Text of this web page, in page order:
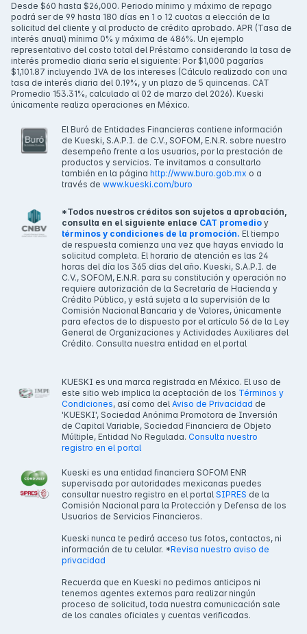
Desde $60 hasta $26,000. Periodo mínimo y máximo de repago
podrá ser de 99 hasta 180 días en 1 o 12 cuotas a elección de la
solicitud del cliente y al producto de crédito aprobado. APR (Tasa de
interés anual) mínima 0% y máxima de 486%. Un ejemplo
representativo del costo total del Préstamo considerando la tasa de
interés promedio diaria sería el siguiente: Por $1,000 pagarías
$1,101.87 incluyendo IVA de los intereses (Cálculo realizado con una
tasa de interés diaria del 0.19%, y un plazo de 5 quincenas. CAT
Promedio 153.31%, calculado al 02 de marzo del 2026). Kueski
únicamente realiza operaciones en México.
El Buró de Entidades Financieras contiene información
de Kueski, S.A.P.I. de C.V., SOFOM, E.N.R. sobre nuestro
desempeño frente a los usuarios, por la prestación de
productos y servicios. Te invitamos a consultarlo
también en la página http://www.buro.gob.mx o a
través de www.kueski.com/buro
*Todos nuestros créditos son sujetos a aprobación,
consulta en el siguiente enlace CAT promedio y
términos y condiciones de la promoción. El tiempo
de respuesta comienza una vez que hayas enviado la
solicitud completa. El horario de atención es las 24
horas del día los 365 días del año. Kueski, S.A.P.I. de
C.V., SOFOM, E.N.R. para su constitución y operación no
requiere autorización de la Secretaría de Hacienda y
Crédito Público, y está sujeta a la supervisión de la
Comisión Nacional Bancaria y de Valores, únicamente
para efectos de lo dispuesto por el artículo 56 de la Ley
General de Organizaciones y Actividades Auxiliares del
Crédito. Consulta nuestra entidad en el portal
KUESKI es una marca registrada en México. El uso de
este sitio web implica la aceptación de los Términos y
Condiciones, así como del Aviso de Privacidad de
'KUESKI', Sociedad Anónima Promotora de Inversión
de Capital Variable, Sociedad Financiera de Objeto
Múltiple, Entidad No Regulada. Consulta nuestro
registro en el portal
Kueski es una entidad financiera SOFOM ENR
supervisada por autoridades mexicanas puedes
consultar nuestro registro en el portal SIPRES de la
Comisión Nacional para la Protección y Defensa de los
Usuarios de Servicios Financieros.
Kueski nunca te pedirá acceso tus fotos, contactos, ni
información de tu celular. *Revisa nuestro aviso de
privacidad
Recuerda que en Kueski no pedimos anticipos ni
tenemos agentes externos para realizar ningún
proceso de solicitud, toda nuestra comunicación sale
de los canales oficiales y cuentas verificadas.